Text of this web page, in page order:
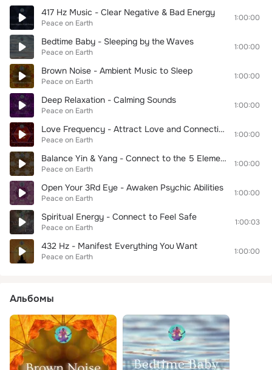
417 Hz Music - Clear Negative & Bad Energy
Peace on Earth
1:00:00
Bedtime Baby - Sleeping by the Waves
Peace on Earth
1:00:00
Brown Noise - Ambient Music to Sleep
Peace on Earth
1:00:00
Deep Relaxation - Calming Sounds
Peace on Earth
1:00:00
Love Frequency - Attract Love and Connection
Peace on Earth
1:00:00
Balance Yin & Yang - Connect to the 5 Elements
Peace on Earth
1:00:00
Open Your 3Rd Eye - Awaken Psychic Abilities
Peace on Earth
1:00:00
Spiritual Energy - Connect to Feel Safe
Peace on Earth
1:00:03
432 Hz - Manifest Everything You Want
Peace on Earth
1:00:00
Альбомы